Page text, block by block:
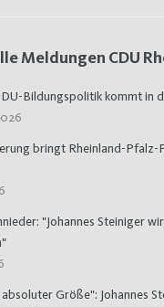
Meldungen CDU
Bildungspolitik kommt in
bringt Rheinland-Pfalz-
"Johannes Steiniger
Größe": Johannes